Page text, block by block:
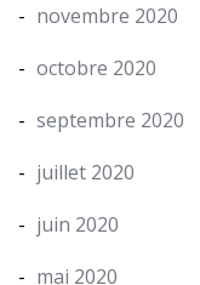
novembre 2020
octobre 2020
septembre 2020
juillet 2020
juin 2020
mai 2020